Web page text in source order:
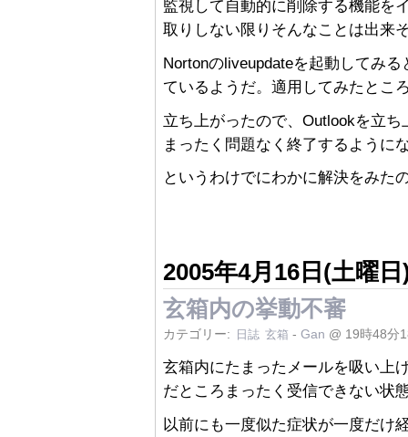
監視して自動的に削除する機能を
取りしない限りそんなことは出来
Nortonのliveupdateを起動してみ
ているようだ。適用してみたとこ
立ち上がったので、Outlookを立
まったく問題なく終了するように
というわけでにわかに解決をみた
2005年4月16日(土曜日
玄箱内の挙動不審
カテゴリー: 日誌 玄箱 - Gan @ 19時48分
玄箱内にたまったメールを吸い上
だところまったく受信できない状
以前にも一度似た症状が一度だけ